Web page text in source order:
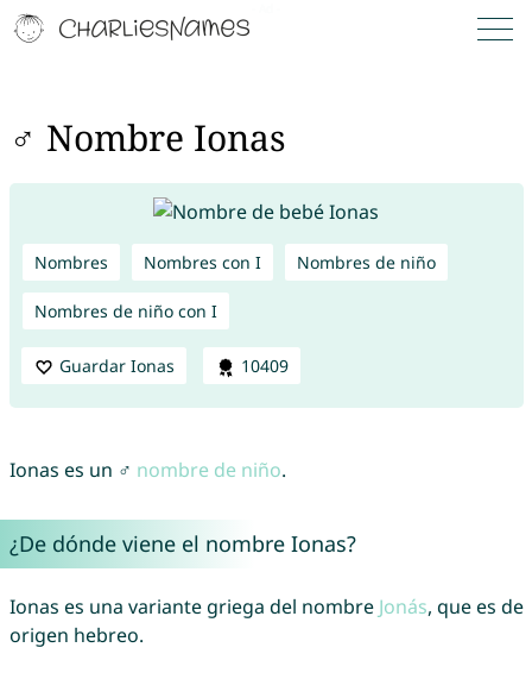
♂ Nombre Ionas
Nombres Nombres con I Nombres de niño
Nombres de niño con I
Guardar Ionas 10409
Ionas es un ♂ nombre de niño.
¿De dónde viene el nombre Ionas?
Ionas es una variante griega del nombre Jonás, que es de
origen hebreo.